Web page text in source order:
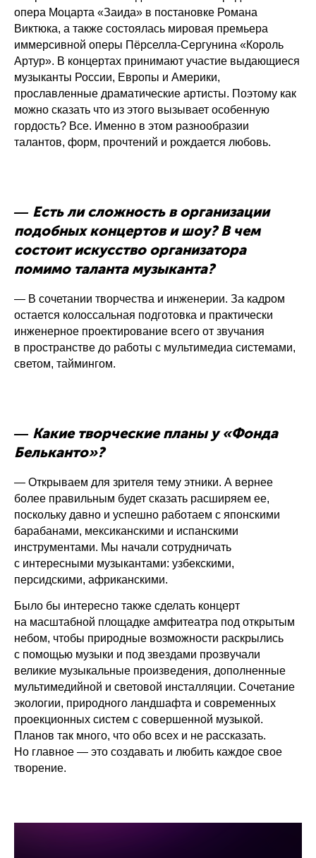
опера Моцарта «Заида» в постановке Романа
Виктюка, а также состоялась мировая премьера
иммерсивной оперы Пёрселла-Сергунина «Король
Артур». В концертах принимают участие выдающиеся
музыканты России, Европы и Америки,
прославленные драматические артисты. Поэтому как
можно сказать что из этого вызывает особенную
гордость? Все. Именно в этом разнообразии
талантов, форм, прочтений и рождается любовь.
— Есть ли сложность в организации
подобных концертов и шоу? В чем
состоит искусство организатора
помимо таланта музыканта?
— В сочетании творчества и инженерии. За кадром
остается колоссальная подготовка и практически
инженерное проектирование всего от звучания
в пространстве до работы с мультимедиа системами,
светом, таймингом.
— Какие творческие планы у «Фонда
Бельканто»?
— Открываем для зрителя тему этники. А вернее
более правильным будет сказать расширяем ее,
поскольку давно и успешно работаем с японскими
барабанами, мексиканскими и испанскими
инструментами. Мы начали сотрудничать
с интересными музыкантами: узбекскими,
персидскими, африканскими.
Было бы интересно также сделать концерт
на масштабной площадке амфитеатра под открытым
небом, чтобы природные возможности раскрылись
с помощью музыки и под звездами прозвучали
великие музыкальные произведения, дополненные
мультимедийной и световой инсталляции. Сочетание
экологии, природного ландшафта и современных
проекционных систем с совершенной музыкой.
Планов так много, что обо всех и не рассказать.
Но главное — это создавать и любить каждое свое
творение.